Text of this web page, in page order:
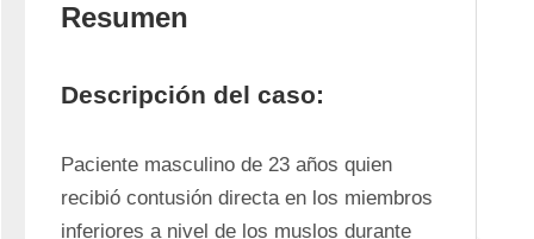
Resumen
Descripción del caso:
Paciente masculino de 23 años quien
recibió contusión directa en los miembros
inferiores a nivel de los muslos durante